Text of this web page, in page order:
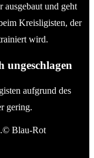
und geht
Kreisligisten, der
wird.
ungeschlagen
aufgrund des
gering.